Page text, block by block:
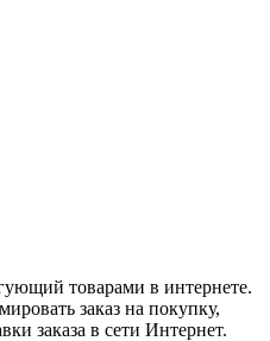
товарами в интернете.
заказ на покупку,
заказа в сети Интернет.